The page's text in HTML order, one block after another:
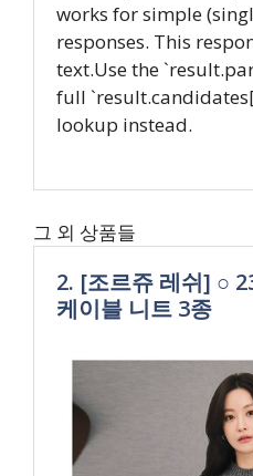
works for simple
responses. This
text.Use the
full
lookup instead.
그 외 상품들
2. [조르쥬 레쉬] ○
케이블 니트 3종